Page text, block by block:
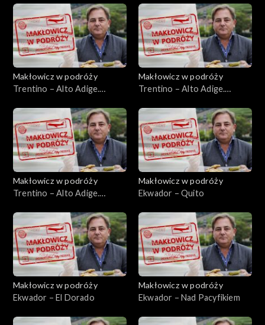
Makłowicz w podróży
Trentino – Alto Adige.
Makłowicz w podróży
Trentino – Alto Adige.
Makłowicz w podróży
Trentino – Alto Adige.
Makłowicz w podróży
Ekwador – Quito
Makłowicz w podróży
Ekwador – El Dorado
Makłowicz w podróży
Ekwador – Nad Pacyfikiem